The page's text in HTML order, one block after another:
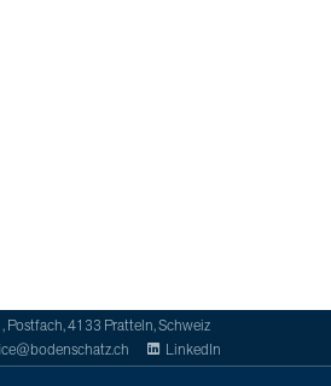
Postfach, 4133 Pratteln, Schweiz
LinkedIn